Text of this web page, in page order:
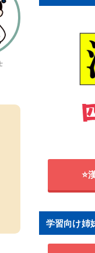
⭐
学習向け姉